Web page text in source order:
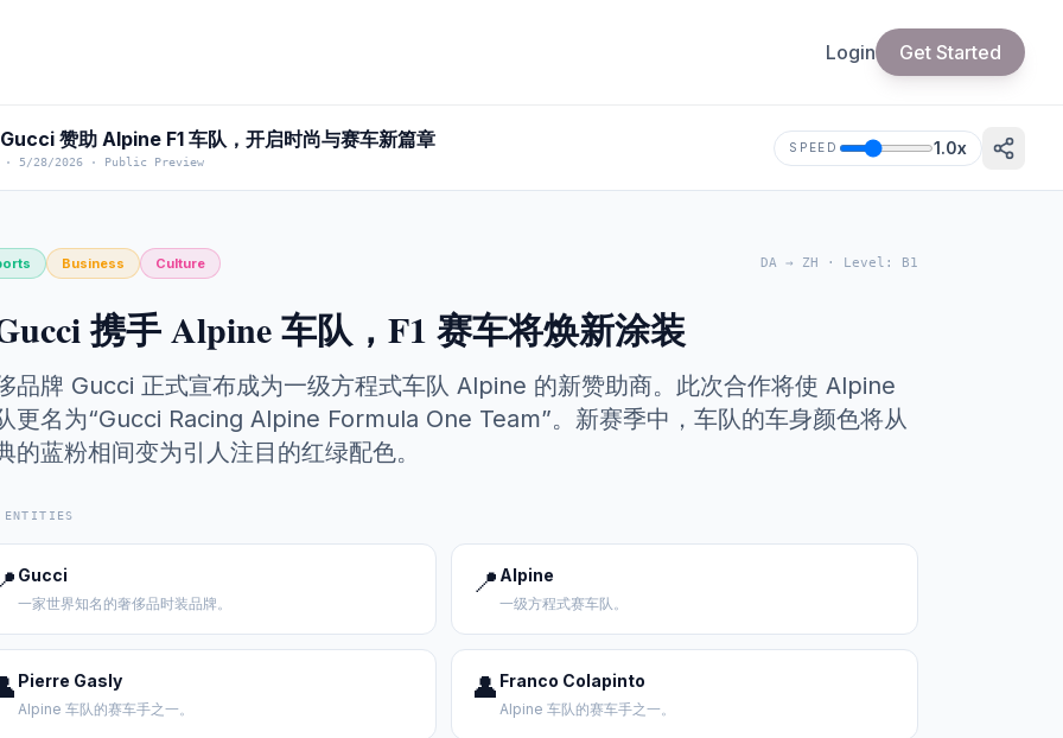
Login Get Started
赞助 Alpine F1 车队，开启时尚与赛车新篇章
5/28/2026 · Public Preview
SPEED 1.0x
Business Culture DA → ZH · Level : B1
携手 Alpine 车队，F1 赛车将焕新涂装
品牌 Gucci 正式宣布成为一级方程式车队 Alpine 的新赞助商。此次合作将使 Alpine
更名为“Gucci Racing Alpine Formula One Team”。新赛季中，车队的车身颜色将从
的蓝粉相间变为引人注目的红绿配色。
ENTITIES
Gucci
一家世界知名的奢侈品时装品牌。
📍 Alpine
一级方程式赛车队。
Pierre Gasly
Alpine 车队的赛车手之一。
👤 Franco Colapinto
Alpine 车队的赛车手之一。